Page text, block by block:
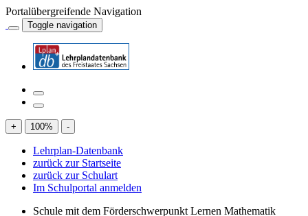
Portalübergreifende Navigation
Toggle navigation
+ 100% -
Lehrplan-Datenbank
zurück zur Startseite
zurück zur Schulart
Im Schulportal anmelden
Schule mit dem Förderschwerpunkt Lernen Mathematik